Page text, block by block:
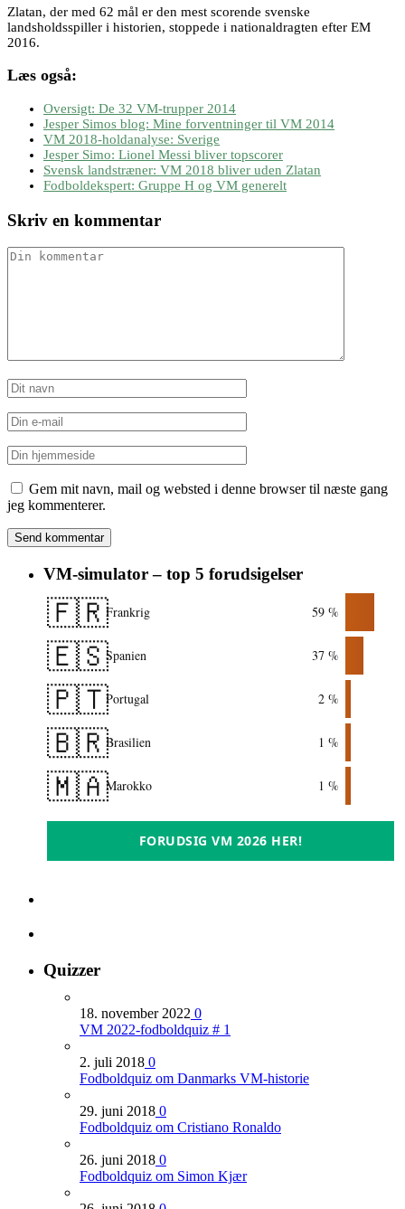
Zlatan, der med 62 mål er den mest scorende svenske
landsholdsspiller i historien, stoppede i nationaldragten efter EM
2016.
Læs også:
Oversigt: De 32 VM-trupper 2014
Jesper Simos blog: Mine forventninger til VM 2014
VM 2018-holdanalyse: Sverige
Jesper Simo: Lionel Messi bliver topscorer
Svensk landstræner: VM 2018 bliver uden Zlatan
Fodboldekspert: Gruppe H og VM generelt
Skriv en kommentar
Gem mit navn, mail og websted i denne browser til næste gang
jeg kommenterer.
VM-simulator – top 5 forudsigelser
🇫🇷Frankrig 59 %
🇪🇸Spanien 37 %
🇵🇹Portugal 2 %
🇧🇷Brasilien 1 %
🇲🇦Marokko 1 %
FORUDSIG VM 2026 HER!
Quizzer
18. november 2022 0
VM 2022-fodboldquiz # 1
2. juli 2018 0
Fodboldquiz om Danmarks VM-historie
29. juni 2018 0
Fodboldquiz om Cristiano Ronaldo
26. juni 2018 0
Fodboldquiz om Simon Kjær